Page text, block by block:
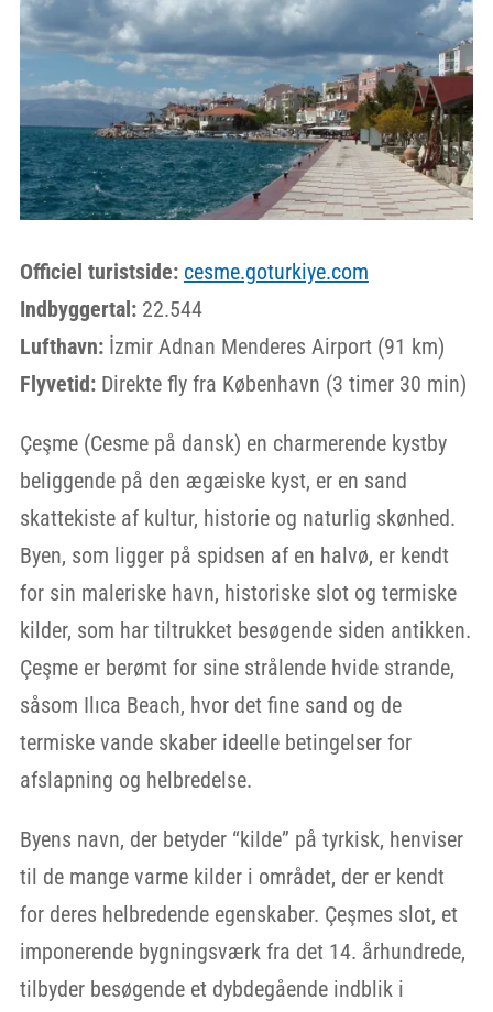
Officiel turistside: cesme.goturkiye.com
Indbyggertal:22.544
Lufthavn:İzmir Adnan Menderes Airport (91 km)
Flyvetid:Direkte fly fra København (3 timer 30 min)
Çeşme (Cesme på dansk) en charmerende kystby
beliggende på den ægæiske kyst, er en sand
skattekiste af kultur, historie og naturlig skønhed.
Byen, som ligger på spidsen af en halvø, er kendt
for sin maleriske havn, historiske slot og termiske
kilder, som har tiltrukket besøgende siden antikken.
Çeşme er berømt for sine strålende hvide strande,
såsom Ilıca Beach, hvor det fine sand og de
termiske vande skaber ideelle betingelser for
afslapning og helbredelse.
Byens navn, der betyder “kilde” på tyrkisk, henviser
til de mange varme kilder i området, der er kendt
for deres helbredende egenskaber. Çeşmes slot, et
imponerende bygningsværk fra det 14. århundrede,
tilbyder besøgende et dybdegående indblik i